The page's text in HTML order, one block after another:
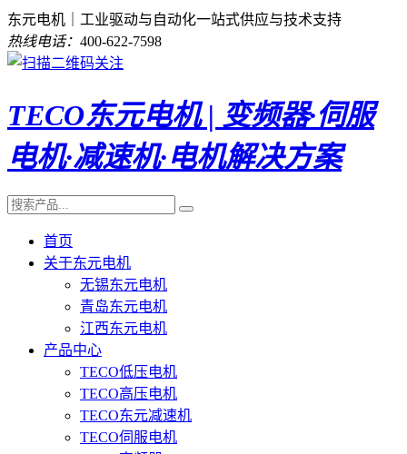
东元电机｜工业驱动与自动化一站式供应与技术支持
热线电话： 400-622-7598
TECO东元电机 | 变频器·伺服
电机·减速机·电机解决方案
首页
关于东元电机
无锡东元电机
青岛东元电机
江西东元电机
产品中心
TECO低压电机
TECO高压电机
TECO东元减速机
TECO伺服电机